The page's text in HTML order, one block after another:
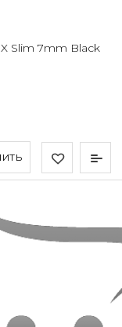
Slim 7mm Black